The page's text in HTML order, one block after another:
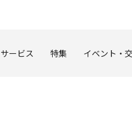
サービス 特集 イベント・